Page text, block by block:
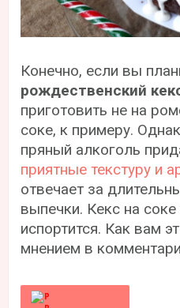
Конечно, если вы
рождественский
приготовить не на
соке, к примеру.
пряный алкоголь
приятные текстуру и
отвечает за
выпечки. Кекс на
испортится. Как вам
мнением в